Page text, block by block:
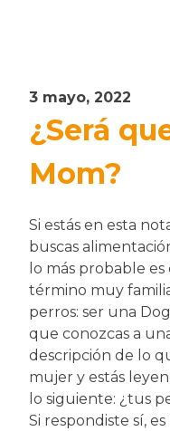
3 mayo, 2022
¿Será
Mom?
Si estás en esta
buscas
lo más probable
término muy
perros: ser una
que conozcas a
descripción de lo
mujer y estás
lo siguiente: ¿tus
Si respondiste sí,